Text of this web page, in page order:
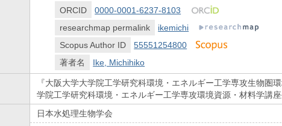
ORCID
0000-0001-6237-8103
researchmap permalink
ikemichi
Scopus Author ID
55551254800
著者名
Ike, Michihiko
『大阪大学大学院工学研究科環境・エネルギー工学専攻生物
学院工学研究科環境・エネルギー工学専攻環境資源・材料学講
日本水処理生物学会